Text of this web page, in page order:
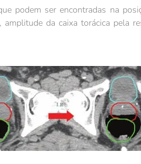
podem ser encontradas na
da caixa torácica pela